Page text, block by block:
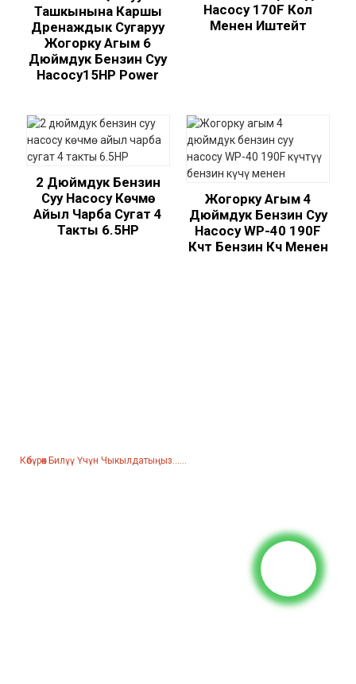
Ташкынына Каршы
Дренаждык Сугаруу
Жогорку Агым 6
Дюймдук Бензин Суу
Насосу15HP Power
Насосу 170F Кол
Менен Иштейт
2 Дюймдук Бензин
Суу Насосу Көчмө
Айыл Чарба Сугат 4
Такты 6.5HP
Жогорку Агым 4
Дюймдук Бензин Суу
Насосу WP-40 190F
Күчтүү Бензин Күчү Менен
Көбүрөөк Билүү Үчүн Чыкылдатыңыз......